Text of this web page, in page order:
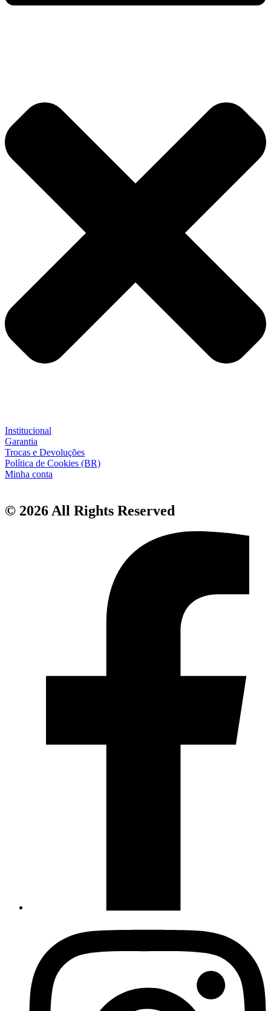
Institucional
Garantia
Trocas e Devoluções
Política de Cookies (BR)
Minha conta
© 2026 All Rights Reserved